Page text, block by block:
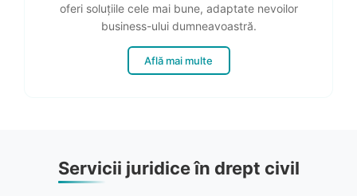
oferi soluțiile cele mai bune, adaptate nevoilor
business-ului dumneavoastră.
Află mai multe
Servicii juridice în drept civil